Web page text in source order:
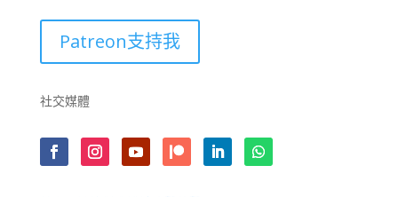
Patreon支持我
社交媒體